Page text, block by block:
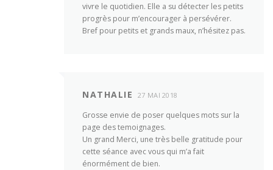
vivre le quotidien. Elle a su détecter les petits
progrès pour m’encourager à persévérer.
Bref pour petits et grands maux, n’hésitez pas.
NATHALIE 27 MAI 2018
Grosse envie de poser quelques mots sur la
page des temoignages.
Un grand Merci, une très belle gratitude pour
cette séance avec vous qui m’a fait
énormément de bien.